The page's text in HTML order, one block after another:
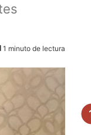
1 minuto de lectura